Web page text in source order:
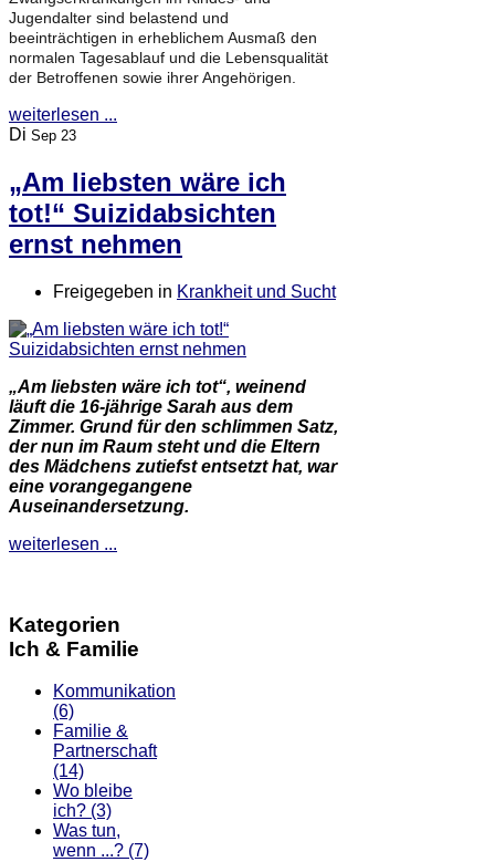
Jugendalter sind belastend und
beeinträchtigen in erheblichem Ausmaß den
normalen Tagesablauf und die Lebensqualität
der Betroffenen sowie ihrer Angehörigen.
weiterlesen ...
Di Sep 23
„Am liebsten wäre ich
tot!“ Suizidabsichten
ernst nehmen
Freigegeben in Krankheit und Sucht
„Am liebsten wäre ich tot“, weinend
läuft die 16-jährige Sarah aus dem
Zimmer. Grund für den schlimmen Satz,
der nun im Raum steht und die Eltern
des Mädchens zutiefst entsetzt hat, war
eine vorangegangene
Auseinandersetzung.
weiterlesen ...
Kategorien
Ich & Familie
Kommunikation
(6)
Familie &
Partnerschaft
(14)
Wo bleibe
ich? (3)
Was tun,
wenn ...? (7)